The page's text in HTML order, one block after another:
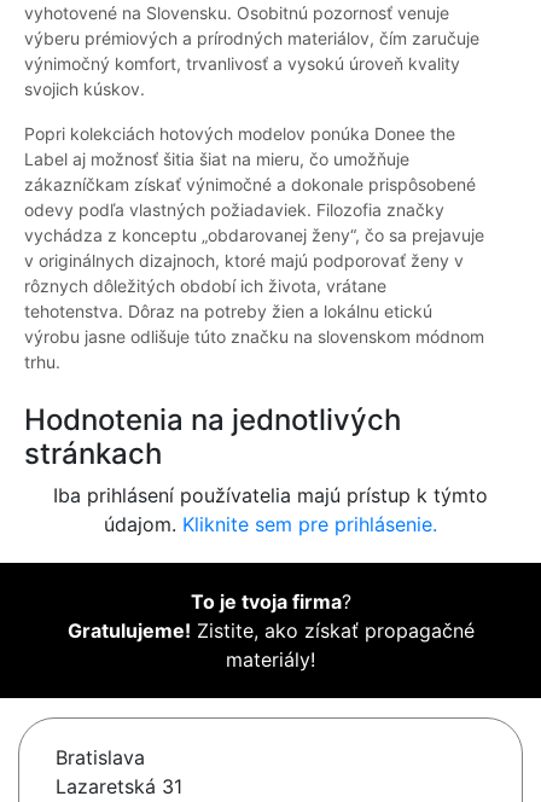
vyhotovené na Slovensku. Osobitnú pozornosť venuje
výberu prémiových a prírodných materiálov, čím zaručuje
výnimočný komfort, trvanlivosť a vysokú úroveň kvality
svojich kúskov.
Popri kolekciách hotových modelov ponúka Donee the
Label aj možnosť šitia šiat na mieru, čo umožňuje
zákazníčkam získať výnimočné a dokonale prispôsobené
odevy podľa vlastných požiadaviek. Filozofia značky
vychádza z konceptu „obdarovanej ženy“, čo sa prejavuje
v originálnych dizajnoch, ktoré majú podporovať ženy v
rôznych dôležitých období ich života, vrátane
tehotenstva. Dôraz na potreby žien a lokálnu etickú
výrobu jasne odlišuje túto značku na slovenskom módnom
trhu.
Hodnotenia na jednotlivých
stránkach
Iba prihlásení používatelia majú prístup k týmto
údajom. Kliknite sem pre prihlásenie.
To je tvoja firma?
Gratulujeme! Zistite, ako získať propagačné
materiály!
Bratislava
Lazaretská 31